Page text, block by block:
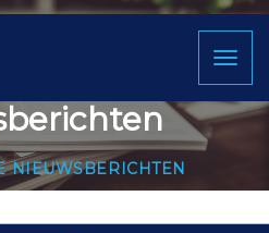
NIEUWSBERICHTEN